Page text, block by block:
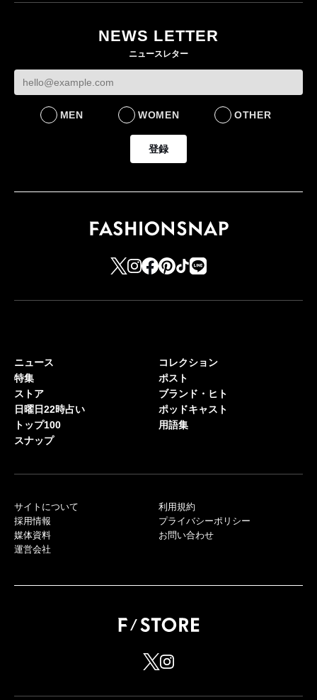
ケットなど7型を発売
をラインナップ
NEWS LETTER
ニュースレター
MEN WOMEN OTHER
登録
ニュース
特集
ストア
日曜日22時占い
トップ100
スナップ
コレクション
ポスト
ブランド・ヒト
ポッドキャスト
用語集
サイトについて
採用情報
媒体資料
運営会社
利用規約
プライバシーポリシー
お問い合わせ